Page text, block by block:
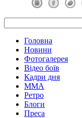
Головна
Новини
Фотогалерея
Відео боїв
Кадри дня
ММА
Ретро
Блоги
Преса